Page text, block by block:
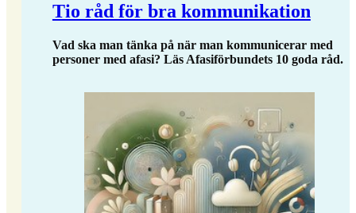
Tio råd för bra kommunikation
Vad ska man tänka på när man kommunicerar med
personer med afasi? Läs Afasiförbundets 10 goda råd.